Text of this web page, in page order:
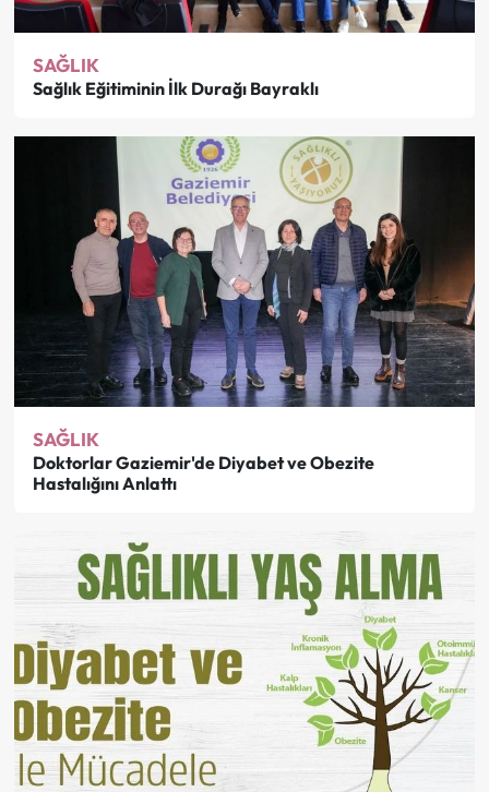
SAĞLIK
Sağlık Eğitiminin İlk Durağı Bayraklı
SAĞLIK
Doktorlar Gaziemir'de Diyabet ve Obezite
Hastalığını Anlattı